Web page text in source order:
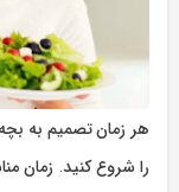
هر زمان تصمیم به
را شروع کنید. زمان